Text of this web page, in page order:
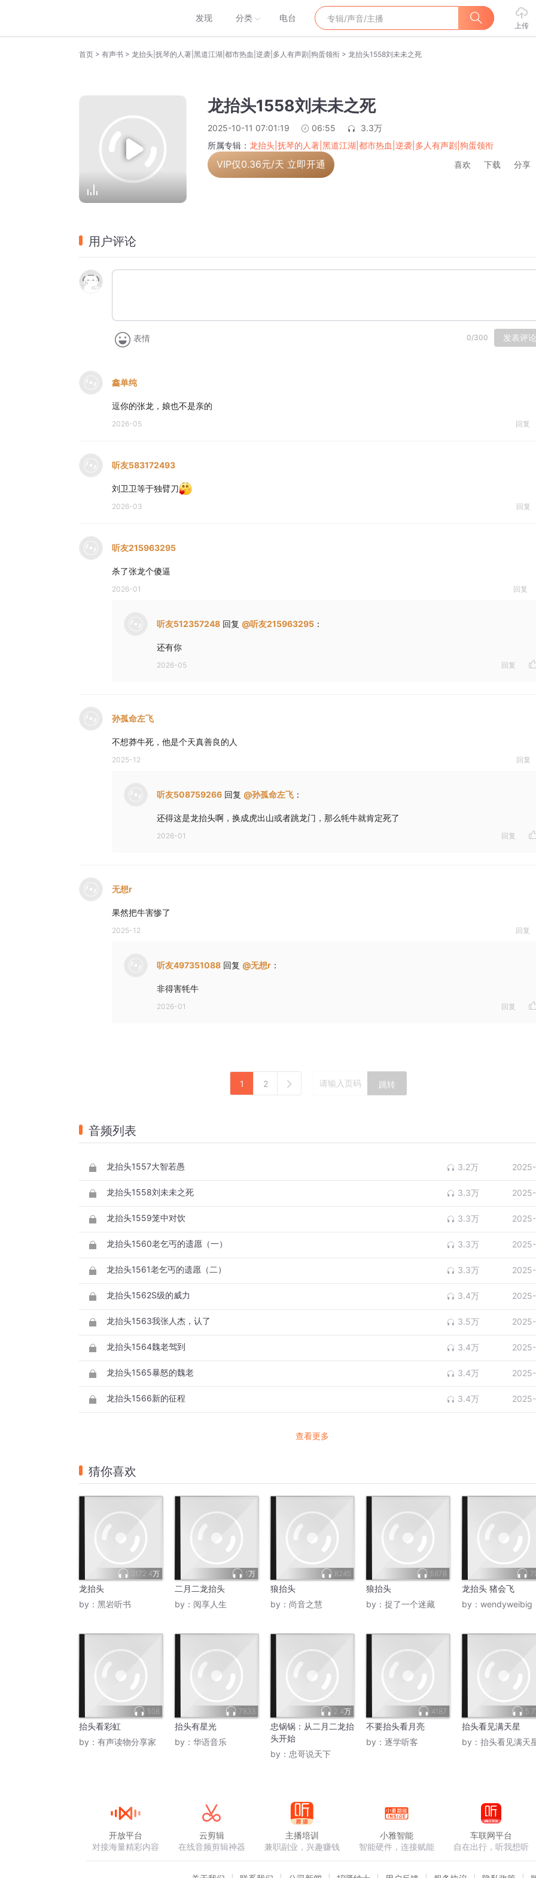
发现 分类 电台
上传
首页 > 有声书 > 龙抬头|抚琴的人著|黑道江湖|都市热血|逆袭|多人有声剧|狗蛋领衔 > 龙抬头1558刘未未之死
龙抬头1558刘未未之死
2025-10-11 07:01:19 06:55
3.3万
所属专辑： 龙抬头|抚琴的人著|黑道江湖|都市热血|逆袭|多人有声剧|狗蛋领衔
VIP仅0.36元/天 立即开通 喜欢 下载 分享
用户评论
表情 0/300 发表评论
鑫单纯
逗你的张龙，娘也不是亲的
2026-05 回复
听友583172493
刘卫卫等于独臂刀
2026-03 回复
听友215963295
杀了张龙个傻逼
2026-01 回复
听友512357248 回复 @听友215963295 ：
还有你
2026-05 回复
孙孤命左飞
不想莽牛死，他是个天真善良的人
2025-12 回复
听友508759266 回复 @孙孤命左飞 ：
还得这是龙抬头啊，换成虎出山或者跳龙门，那么牦牛就肯定死了
2026-01 回复
无想r
果然把牛害惨了
2025-12 回复
听友497351088 回复 @无想r ：
非得害牦牛
2026-01 回复
1 2 跳转
音频列表
龙抬头1557大智若愚 3.2万
龙抬头1558刘未未之死 3.3万
龙抬头1559笼中对饮 3.3万
龙抬头1560老乞丐的遗愿（一） 3.3万
龙抬头1561老乞丐的遗愿（二） 3.3万
龙抬头1562S级的威力 3.4万
龙抬头1563我张人杰，认了 3.5万
龙抬头1564魏老驾到 3.4万
龙抬头1565暴怒的魏老 3.4万
龙抬头1566新的征程 3.4万
查看更多
猜你喜欢
3172.4万
龙抬头
by： 黑岩听书
1万
二月二龙抬头
by： 阅享人生
8245
狼抬头
by： 尚音之慧
5878
狼抬头
by： 捉了一个迷藏
龙抬头 猪会飞
by： wendyweibig
508
抬头看彩虹
by： 有声读物分享家
7833
抬头有星光
by： 华语音乐
2.4万
忠锅锅：从二月二龙抬
头开始
by： 忠哥说天下
4187
不要抬头看月亮
by： 逐学听客
抬头看见满天星
by： 抬头看见满天
开放平台
对接海量精彩内容
云剪辑
在线音频剪辑神器
主播培训
兼职副业，兴趣赚钱
小雅智能
智能硬件，连接赋能
车联网平台
自在出行，听我想听